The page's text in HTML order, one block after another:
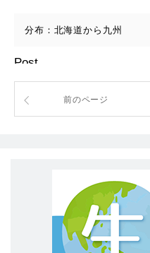
分布：北海道から九州
Post
前のページ